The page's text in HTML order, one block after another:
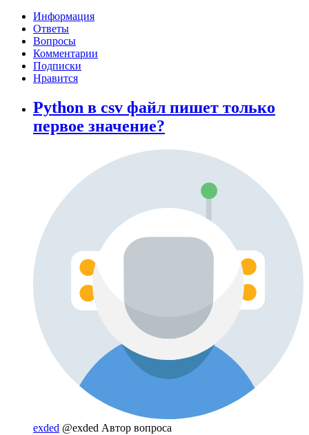
Информация
Ответы
Вопросы
Комментарии
Подписки
Нравится
Python в csv файл пишет только
первое значение?
exded @exded Автор вопроса